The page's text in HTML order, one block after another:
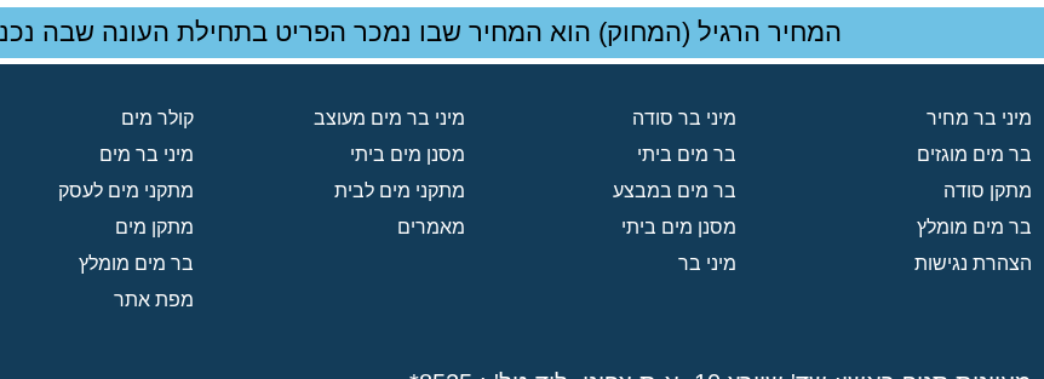
המחיר הרגיל (המחוק) הוא המחיר שבו נמכר הפריט בתחילת העונה שבה
מיני בר מחיר
בר מים מוגזים
מתקן סודה
בר מים מומלץ
הצהרת נגישות
מיני בר סודה
בר מים ביתי
בר מים במבצע
מסנן מים ביתי
מיני בר
מיני בר מים מעוצב
מסנן מים ביתי
מתקני מים לבית
מאמרים
קולר מים
מיני בר מים
מתקני מים לעסק
מתקן מים
בר מים מומלץ
מפת אתר